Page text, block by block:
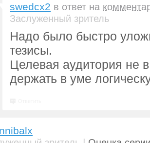
swedcx2 в ответ на
Заслуженный зритель
Надо было быстро
тезисы.
Целевая аудитория не
держать в уме